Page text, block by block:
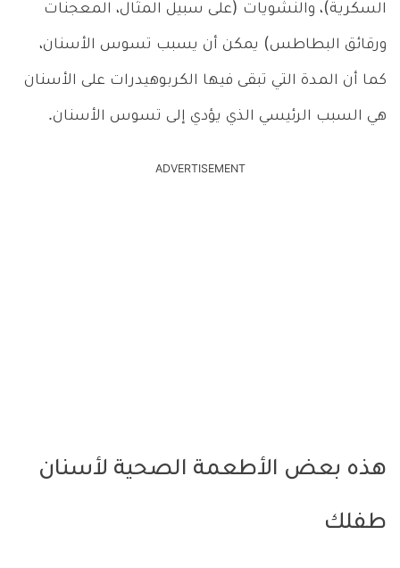
السكرية)، والنشويات (على سبيل المثال، المعجنات
ورقائق البطاطس) يمكن أن يسبب تسوس الأسنان،
كما أن المدة التي تبقى فيها الكربوهيدرات على الأسنان
هي السبب الرئيسي الذي يؤدي إلى تسوس الأسنان.
ADVERTISEMENT
هذه بعض الأطعمة الصحية لأسنان
طفلك